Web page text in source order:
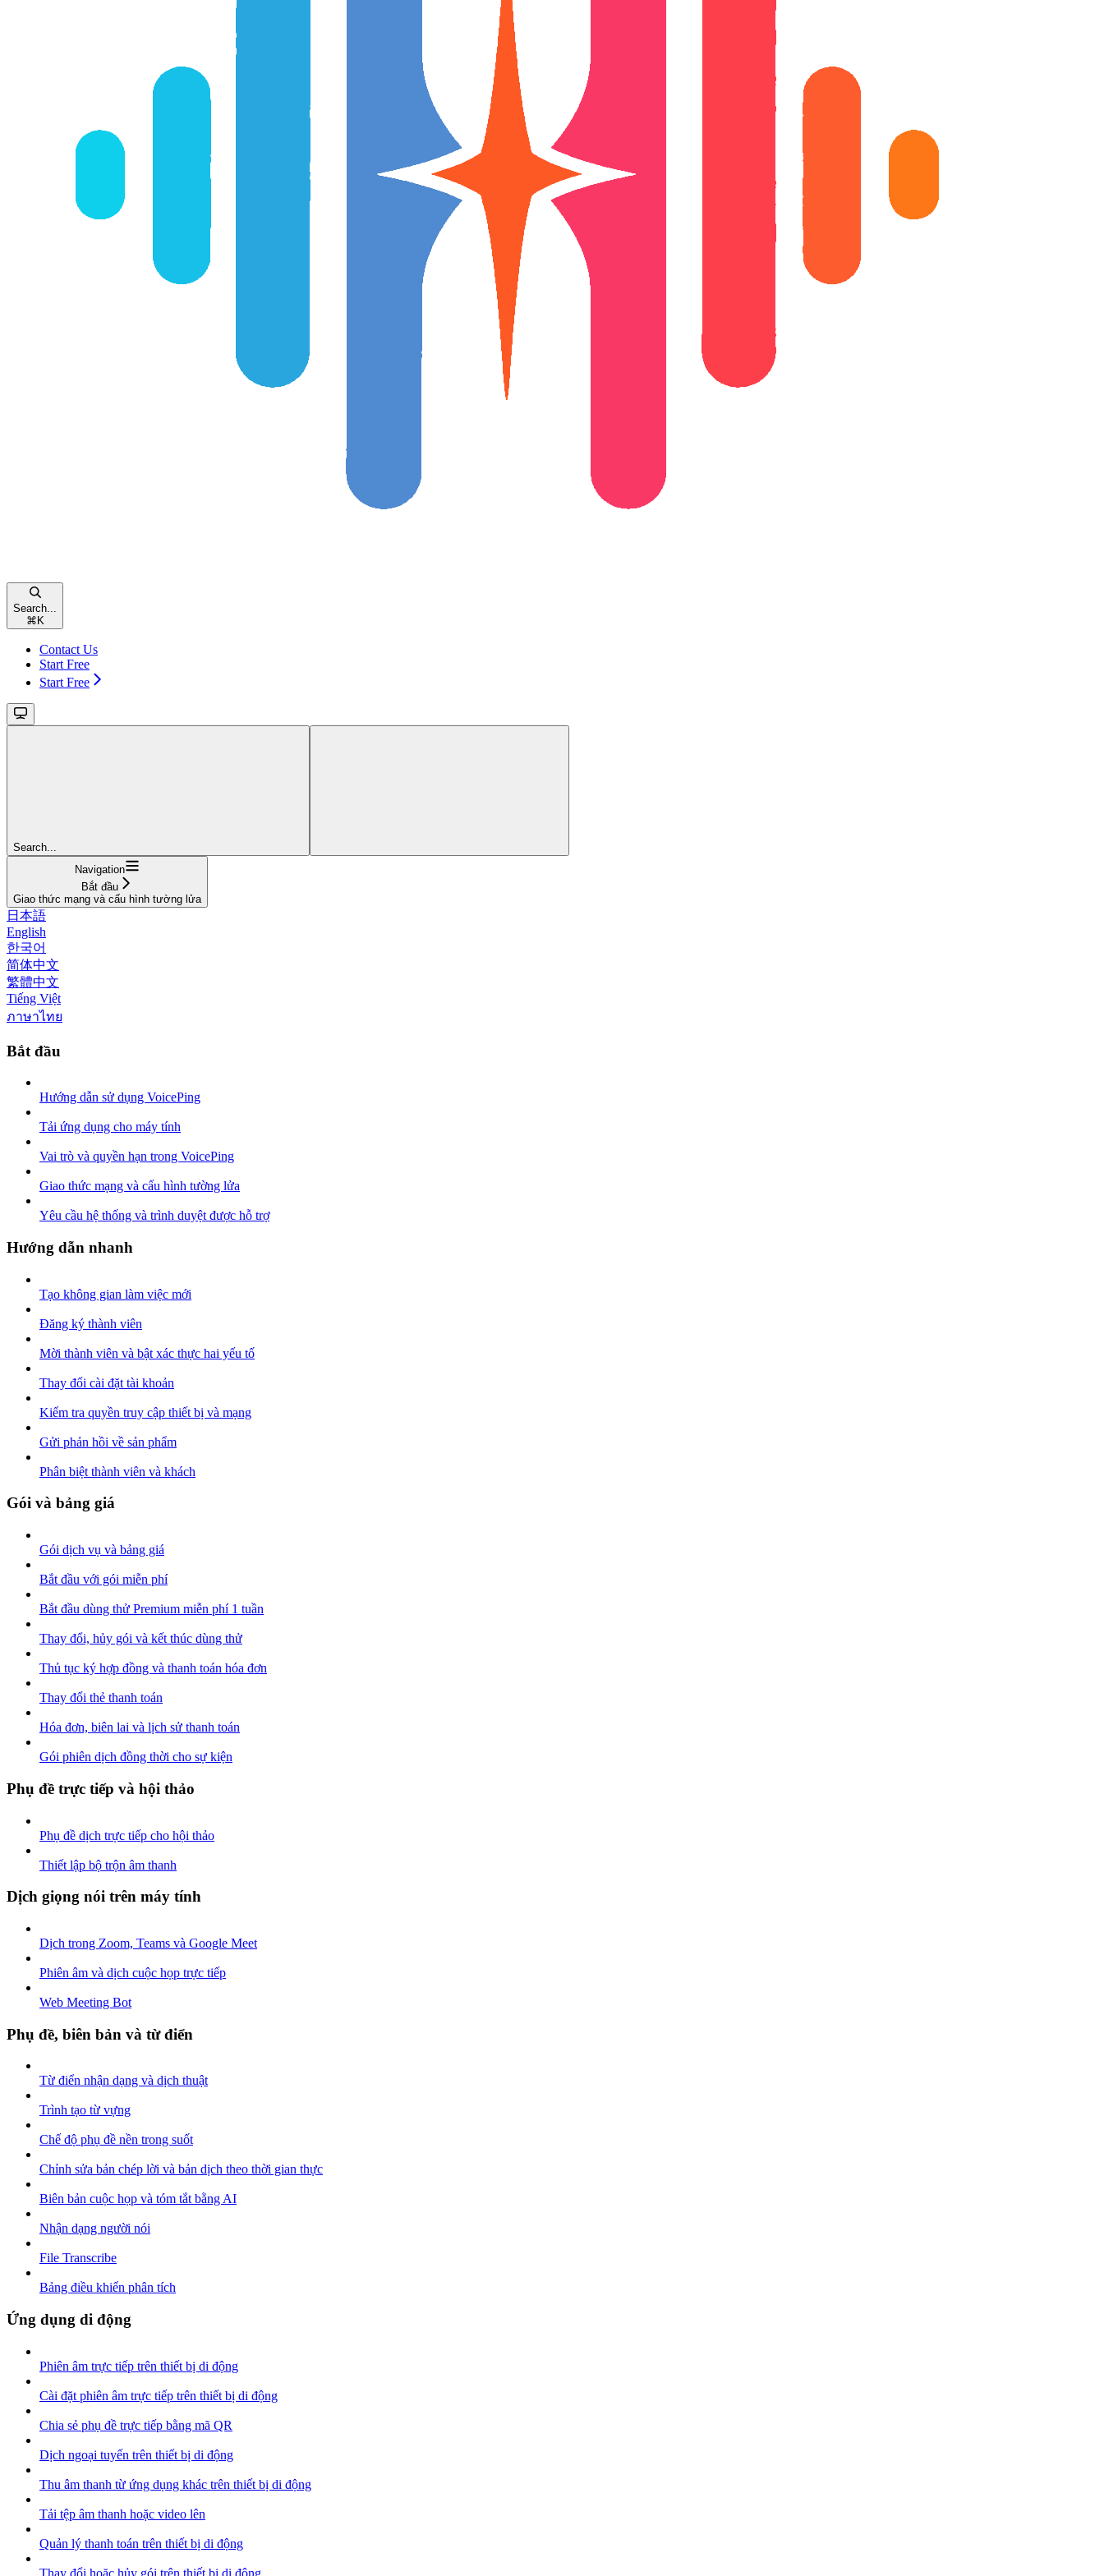
Search...
⌘ K
Contact Us
Start Free
Start Free
Search...
Navigation
Bắt đầu
Giao thức mạng và cấu hình tường lửa
日本語
English
한국어
简体中文
繁體中文
Tiếng Việt
ภาษาไทย
Bắt đầu
Hướng dẫn sử dụng VoicePing
Tải ứng dụng cho máy tính
Vai trò và quyền hạn trong VoicePing
Giao thức mạng và cấu hình tường lửa
Yêu cầu hệ thống và trình duyệt được hỗ trợ
Hướng dẫn nhanh
Tạo không gian làm việc mới
Đăng ký thành viên
Mời thành viên và bật xác thực hai yếu tố
Thay đổi cài đặt tài khoản
Kiểm tra quyền truy cập thiết bị và mạng
Gửi phản hồi về sản phẩm
Phân biệt thành viên và khách
Gói và bảng giá
Gói dịch vụ và bảng giá
Bắt đầu với gói miễn phí
Bắt đầu dùng thử Premium miễn phí 1 tuần
Thay đổi, hủy gói và kết thúc dùng thử
Thủ tục ký hợp đồng và thanh toán hóa đơn
Thay đổi thẻ thanh toán
Hóa đơn, biên lai và lịch sử thanh toán
Gói phiên dịch đồng thời cho sự kiện
Phụ đề trực tiếp và hội thảo
Phụ đề dịch trực tiếp cho hội thảo
Thiết lập bộ trộn âm thanh
Dịch giọng nói trên máy tính
Dịch trong Zoom, Teams và Google Meet
Phiên âm và dịch cuộc họp trực tiếp
Web Meeting Bot
Phụ đề, biên bản và từ điển
Từ điển nhận dạng và dịch thuật
Trình tạo từ vựng
Chế độ phụ đề nền trong suốt
Chỉnh sửa bản chép lời và bản dịch theo thời gian thực
Biên bản cuộc họp và tóm tắt bằng AI
Nhận dạng người nói
File Transcribe
Bảng điều khiển phân tích
Ứng dụng di động
Phiên âm trực tiếp trên thiết bị di động
Cài đặt phiên âm trực tiếp trên thiết bị di động
Chia sẻ phụ đề trực tiếp bằng mã QR
Dịch ngoại tuyến trên thiết bị di động
Thu âm thanh từ ứng dụng khác trên thiết bị di động
Tải tệp âm thanh hoặc video lên
Quản lý thanh toán trên thiết bị di động
Thay đổi hoặc hủy gói trên thiết bị di động